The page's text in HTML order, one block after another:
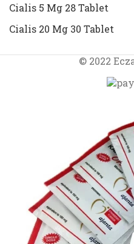
Cialis 5 Mg 28 Tablet
Cialis 20 Mg 30 Tablet
© 2022